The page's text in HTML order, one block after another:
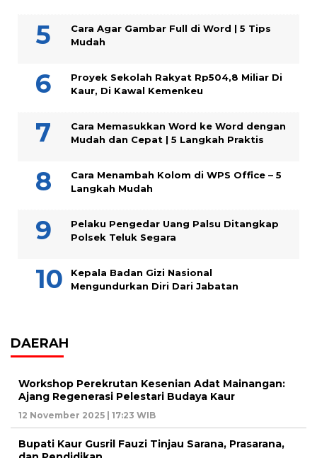
Cara Agar Gambar Full di Word | 5 Tips
Mudah
Proyek Sekolah Rakyat Rp504,8 Miliar Di
Kaur, Di Kawal Kemenkeu
Cara Memasukkan Word ke Word dengan
Mudah dan Cepat | 5 Langkah Praktis
Cara Menambah Kolom di WPS Office – 5
Langkah Mudah
Pelaku Pengedar Uang Palsu Ditangkap
Polsek Teluk Segara
Kepala Badan Gizi Nasional
Mengundurkan Diri Dari Jabatan
DAERAH
Workshop Perekrutan Kesenian Adat Mainangan:
Ajang Regenerasi Pelestari Budaya Kaur
12 November 2025 | 17:23 WIB
Bupati Kaur Gusril Fauzi Tinjau Sarana, Prasarana,